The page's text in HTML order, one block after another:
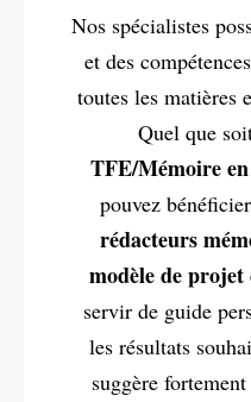
Nos spécialistes
et des
toutes les matières
Quel que
TFE/Mémoire
pouvez
rédacteurs
modèle de projet
servir de guide
les résultats
suggère